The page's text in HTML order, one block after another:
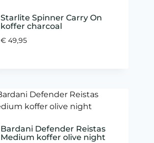
Starlite Spinner Carry On
koffer charcoal
€49,95
Bardani Defender Reistas
Medium koffer olive night